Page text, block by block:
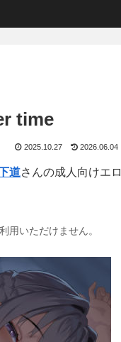
time
2025.10.27 2026.06.04
道さんの成人向けエロ
用いただけません。